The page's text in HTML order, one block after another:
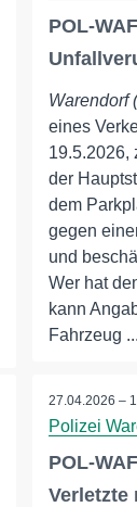
POL-
Warendorf
eines
19.5.2026,
der
dem
gegen
und
Wer hat
kann
Fahrzeug ...
27.04.2026 –
Polizei
POL-
Verletzte